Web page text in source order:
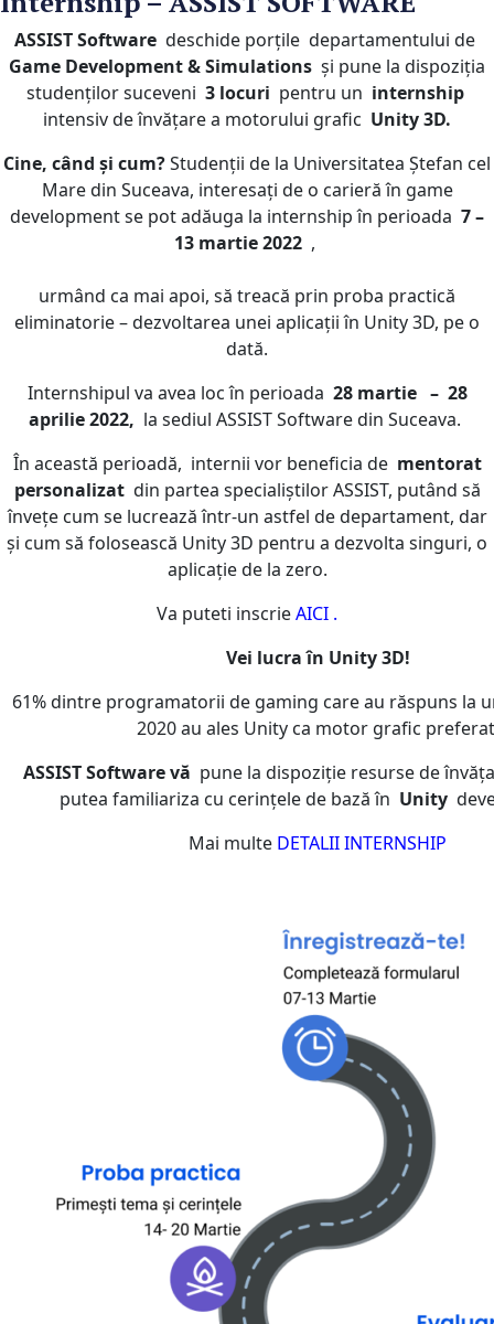
ASSIST Software deschide porțile departamentului de
Game Development & Simulations și pune la dispoziția
studenților suceveni 3 locuri pentru un internship
intensiv de învățare a motorului grafic Unity 3D.
Cine, când și cum?Studenții de la Universitatea Ștefan cel
Mare din Suceava, interesați de o carieră în game
development se pot adăuga la internship în perioada 7 –
13 martie 2022 ,
urmând ca mai apoi, să treacă prin proba practică
eliminatorie – dezvoltarea unei aplicații în Unity 3D, pe o
dată.
Internshipul va avea loc în perioada 28 martie – 28
aprilie2022, la sediul ASSIST Software din Suceava.
În această perioadă, internii vor beneficia de mentorat
personalizatdin partea specialiștilor ASSIST, putând să
învețe cum se lucrează într-un astfel de departament, dar
și cum să folosească Unity 3D pentru a dezvolta singuri, o
aplicație de la zero.
Va puteti inscrieAICI .
Vei lucra în Unity 3D!
61% dintre programatorii de gaming care au răspuns la
2020 au ales Unity ca motor grafic
ASSIST Software vă pune la dispoziție resurse de
putea familiariza cu cerințele de bază în Unity
Mai multe DETALII INTERNSHIP